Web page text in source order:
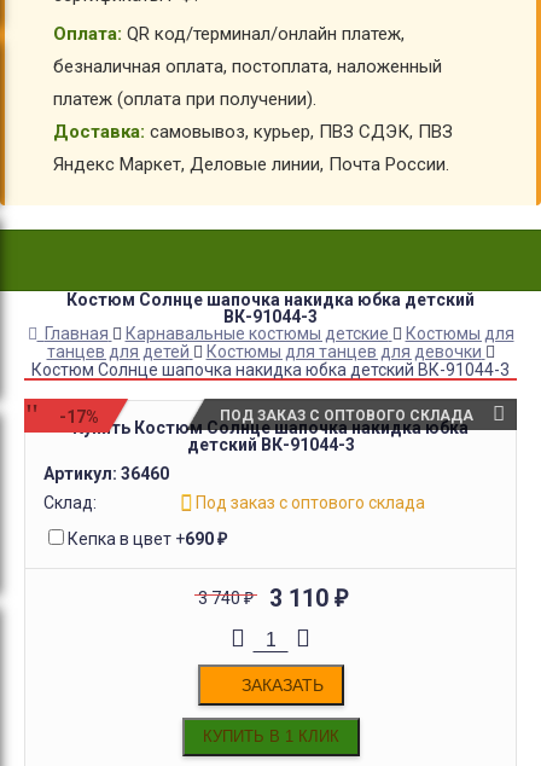
Оплата: QR код/терминал/онлайн платеж,
безналичная оплата, постоплата, наложенный
платеж (оплата при получении).
Доставка: самовывоз, курьер, ПВЗ СДЭК, ПВЗ
Яндекс Маркет, Деловые линии, Почта России.
Костюм Солнце шапочка накидка юбка детский
ВК-91044-3
Главная
Карнавальные костюмы детские
Костюмы для
танцев для детей
Костюмы для танцев для девочки
Костюм Солнце шапочка накидка юбка детский ВК-91044-3
-17% ПОД ЗАКАЗ С ОПТОВОГО СКЛАДА
Купить Костюм Солнце шапочка накидка юбка
детский ВК-91044-3
Артикул: 36460
Склад:
Под заказ с оптового склада
Кепка в цвет +690₽
3 740₽ 3 110 ₽
ЗАКАЗАТЬ